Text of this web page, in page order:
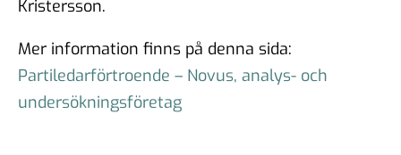
Kristersson.
Mer information finns på denna sida:
Partiledarförtroende – Novus, analys- och
undersökningsföretag